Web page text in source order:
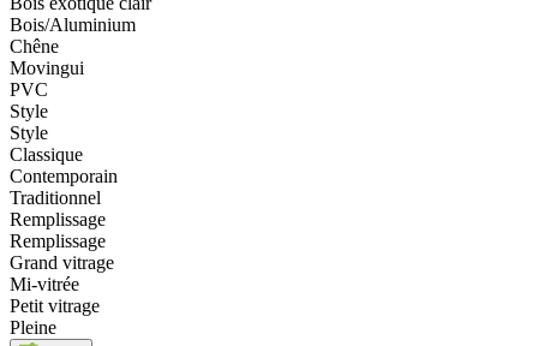
Bois/Aluminium
Chêne
Movingui
PVC
Style
Style
Classique
Contemporain
Traditionnel
Remplissage
Remplissage
Grand vitrage
Mi-vitrée
Petit vitrage
Pleine